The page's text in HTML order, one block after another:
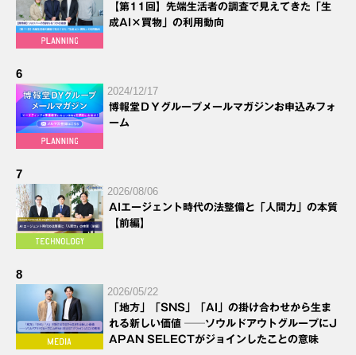
【第11回】先端生活者の調査で見えてきた「生
成AI×買物」の利用動向
6
2024/12/17
博報堂ＤＹグループメールマガジンお申込みフォ
ーム
7
2026/08/06
AIエージェント時代の法整備と「人間力」の本質
【前編】
8
2026/05/22
「地方」「SNS」「AI」の掛け合わせから生ま
れる新しい価値 ──ソウルドアウトグループにJ
APAN SELECTがジョインしたことの意味